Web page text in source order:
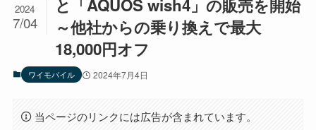
と「AQUOS wish4」の販売を開始
～他社からの乗り換えで最大
18,000円オフ
2024
7/04
ワイモバイル 2024年7月4日
当ページのリンクには広告が含まれています。